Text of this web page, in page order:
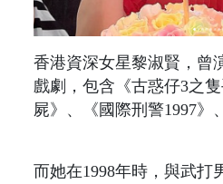
香港資深女星黎淑賢，曾
戲劇，包含《古惑仔3之
屍》、《國際刑警1997》
而她在1998年時，與武打